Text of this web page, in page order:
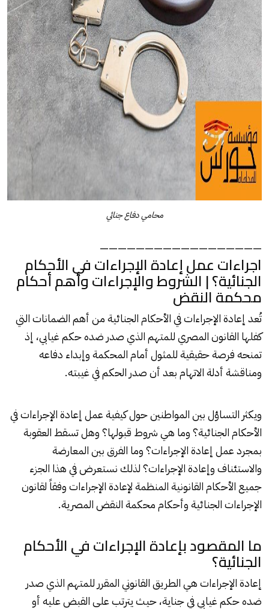
محامي دفاع جنائي
——————————————————
اجراءات عمل إعادة الإجراءات في الأحكام
الجنائية؟ | الشروط والإجراءات وأهم أحكام
محكمة النقض
تُعد إعادة الإجراءات في الأحكام الجنائية من أهم الضمانات التي
كفلها القانون المصري للمتهم الذي صدر ضده حكم غيابي، إذ
تمنحه فرصة حقيقية للمثول أمام المحكمة وإبداء دفاعه
ومناقشة أدلة الاتهام بعد أن صدر الحكم في غيبته.
ويكثر التساؤل بين المواطنين حول كيفية عمل إعادة الإجراءات في
الأحكام الجنائية؟ وما هي شروط قبولها؟ وهل تسقط العقوبة
بمجرد عمل إعادة الإجراءات؟ وما الفرق بين المعارضة
والاستئناف وإعادة الإجراءات؟ لذلك نستعرض في هذا الجزء
جميع الأحكام القانونية المنظمة لإعادة الإجراءات وفقاً لقانون
الإجراءات الجنائية وأحكام محكمة النقض المصرية.
ما المقصود بإعادة الإجراءات في الأحكام
الجنائية؟
إعادة الإجراءات هي الطريق القانوني المقرر للمتهم الذي صدر
ضده حكم غيابي في جناية، حيث يترتب على القبض عليه أو